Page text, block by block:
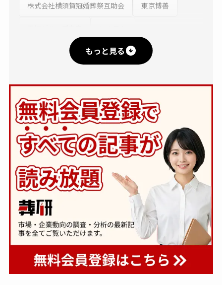
株式会社横須賀冠婚葬祭互助会 東京博善
株式会社出雲殿互助会 岩国納骨堂
燦ホールディングス
株式会社平安閣エヌピーオー互助会 平安祭典
防長互助センター 富士平安閣互助会
出雲殿冠婚葬祭互助センター
馬九行(うまくいく)株式会社 クラトモビルメイク
株式会社綾川葬祭 西村葬儀社
ラステル新横浜 平安会館 あいネット伊勢
エム・エス・アイ（MSI） ニチリョク
もっと見る